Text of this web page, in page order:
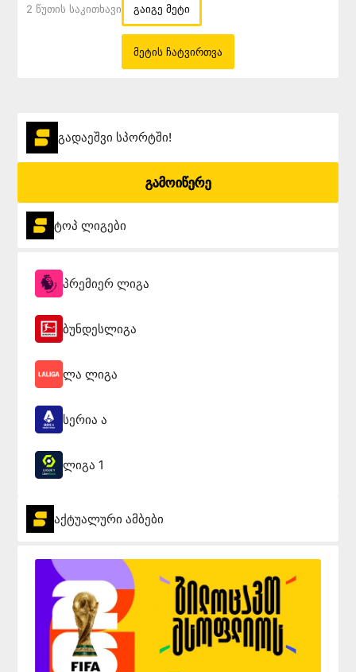
2 Წუთის Საკითხავი გაიგე მეტი
მეტის ჩატვირთვა
გადაეშვი სპორტში!
გამოიწერე
ტოპ ლიგები
პრემიერ ლიგა
ბუნდესლიგა
ლა ლიგა
სერია ა
ლიგა 1
აქტუალური ამბები